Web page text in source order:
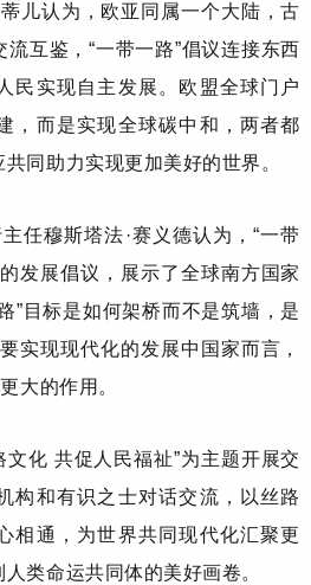
儿认为，欧亚同属一个大陆，古
流互鉴，“一带一路”倡议连接东西
民实现自主发展。欧盟全球门户
，而是实现全球碳中和，两者都
同助力实现更加美好的世界。
任穆斯塔法 ·赛义德认为，“一带
发展倡议，展示了全球南方国家
”目标是如何架桥而不是筑墙，是
实现现代化的发展中国家而言，
大的作用。
文化 共促人民福祉”为主题开展交
构和有识之士对话交流，以丝路
相通，为世界共同现代化汇聚更
类命运共同体的美好画卷。